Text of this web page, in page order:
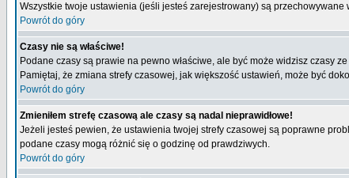
Wszystkie twoje ustawienia (jeśli jesteś zarejestrowany) są
Powrót do góry
Czasy nie są właściwe!
Podane czasy są prawie na pewno właściwe, ale być może widzisz czasy
Pamiętaj, że zmiana strefy czasowej, jak większość ustawień, może być
Powrót do góry
Zmieniłem strefę czasową ale czasy są nadal nieprawidłowe!
Jeżeli jesteś pewien, że ustawienia twojej strefy czasowej są poprawne
podane czasy mogą różnić się o godzinę od prawdziwych.
Powrót do góry